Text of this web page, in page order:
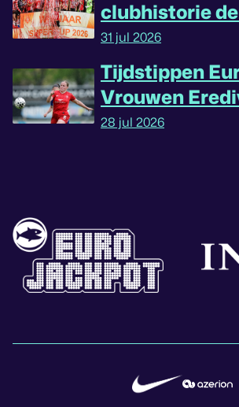
clubhistorie
31 jul 2026
Tijdstippen
Vrouwen
omgedraaid
28 jul 2026